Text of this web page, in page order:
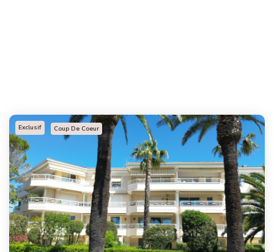
Exclusif Coup De Coeur